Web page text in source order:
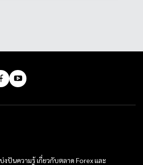
งปันความรู้ เกี่ยวกับตลาด Forex และ